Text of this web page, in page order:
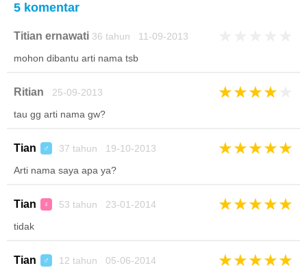
5 komentar
Titian ernawati 36 tahun 11-09-2013
mohon dibantu arti nama tsb
Ritian 25-09-2013 ★★★★
tau gg arti nama gw?
Tian ♂ 37 tahun 19-10-2013 ★★★★★
Arti nama saya apa ya?
Tian ♀ 53 tahun 23-01-2014 ★★★★★
tidak
Tian ♂ 12 tahun 05-06-2014 ★★★★★